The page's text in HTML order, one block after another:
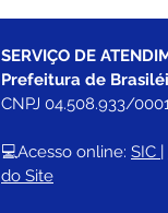
SERVIÇO DE
Prefeitura de
CNPJ 04.508.933/
💻Acesso online: SIC |
do Site